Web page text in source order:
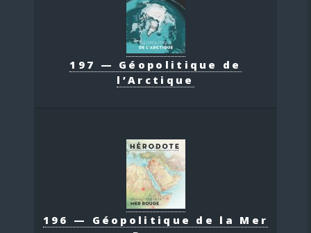
197 — Géopolitique de
l’Arctique
196 — Géopolitique de la Mer